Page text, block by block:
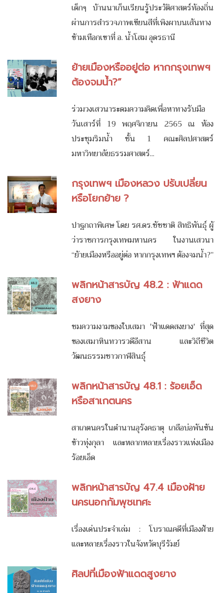
เด็กๆ บ้านนาเก็นเรียนรู้ประวัติศาสตร์ท้องถิ่น
ผ่านการสำรวจภาพเขียนสีที่เพิงผาบนเส้นทาง
ข้ามเทือกเขาที่ อ. น้ำโสม อุดรธานี
ย้ายเมืองหรืออยู่ต่อ หากกรุงเทพฯ
ต้องจมน้ำ?”
ร่วมวงเสวนาระดมความคิดเพื่อหาทางรับมือ
วันเสาร์ที่ 19 พฤศจิกายน 2565 ณ ห้อง
ประชุมริมน้ำ ชั้น 1 คณะศิลปศาสตร์
มหาวิทยาลัยธรรมศาสตร์...
กรุงเทพฯ เมืองหลวง ปรับเปลี่ยน
หรือโยกย้าย ?
ปาฐกถาพิเศษ โดย รศ.ดร.ชัชชาติ สิทธิพันธุ์ ผู้
ว่าราชการกรุงเทพมหานคร ในงานเสวนา
“ย้ายเมืองหรืออยู่ต่อ หากกรุงเทพฯ ต้องจมน้ำ?”
พลิกหน้าสารบัญ 48.2 : ฟ้าแดด
สงยาง
ชมความงามของใบเสมา 'ฟ้าแดดสงยาง' ที่สุด
ของเสมาหินทวารวดีอีสาน และวิถีชีวิต
วัฒนธรรมชาวกาฬสินธุ์
พลิกหน้าสารบัญ 48.1 : ร้อยเอ็ด
หรือสาเกตนคร
สาเกตนครในตำนานอุรังคธาตุ เกลือบ่อพันขัน
ข้าวทุ่งกุลา และหลากหลายเรื่องราวแห่งเมือง
ร้อยเอ็ด
พลิกหน้าสารบัญ 47.4 เมืองฝ้าย
นครนอกกัมพุชเทศะ
เรื่องเด่นประจำเล่ม : โบราณคดีที่เมืองฝ้าย
และหลายเรื่องราวในจังหวัดบุรีรัมย์
ศิลปที่เมืองฟ้าแดดสูงยาง